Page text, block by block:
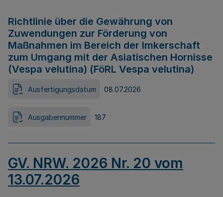
Richtlinie über die Gewährung von
Zuwendungen zur Förderung von
Maßnahmen im Bereich der Imkerschaft
zum Umgang mit der Asiatischen Hornisse
(Vespa velutina) (FöRL Vespa velutina)
Ausfertigungsdatum 08.07.2026
Ausgabennummer 187
GV. NRW. 2026 Nr. 20 vom
13.07.2026